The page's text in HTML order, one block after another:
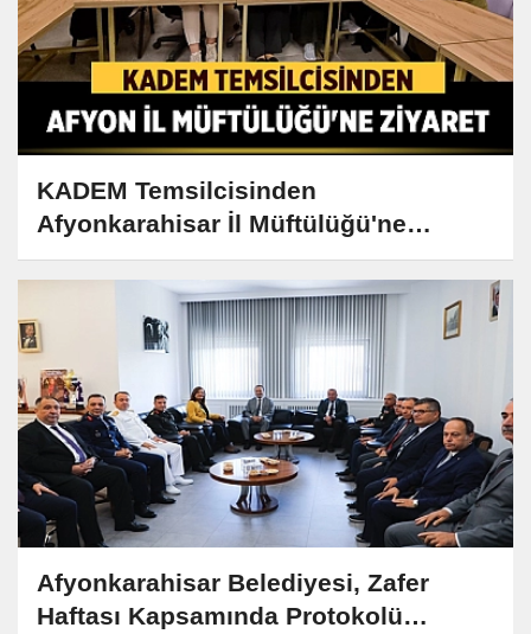
KADEM Temsilcisinden
Afyonkarahisar İl Müftülüğü'ne
Ziyaret
Afyonkarahisar Belediyesi, Zafer
Haftası Kapsamında Protokolü